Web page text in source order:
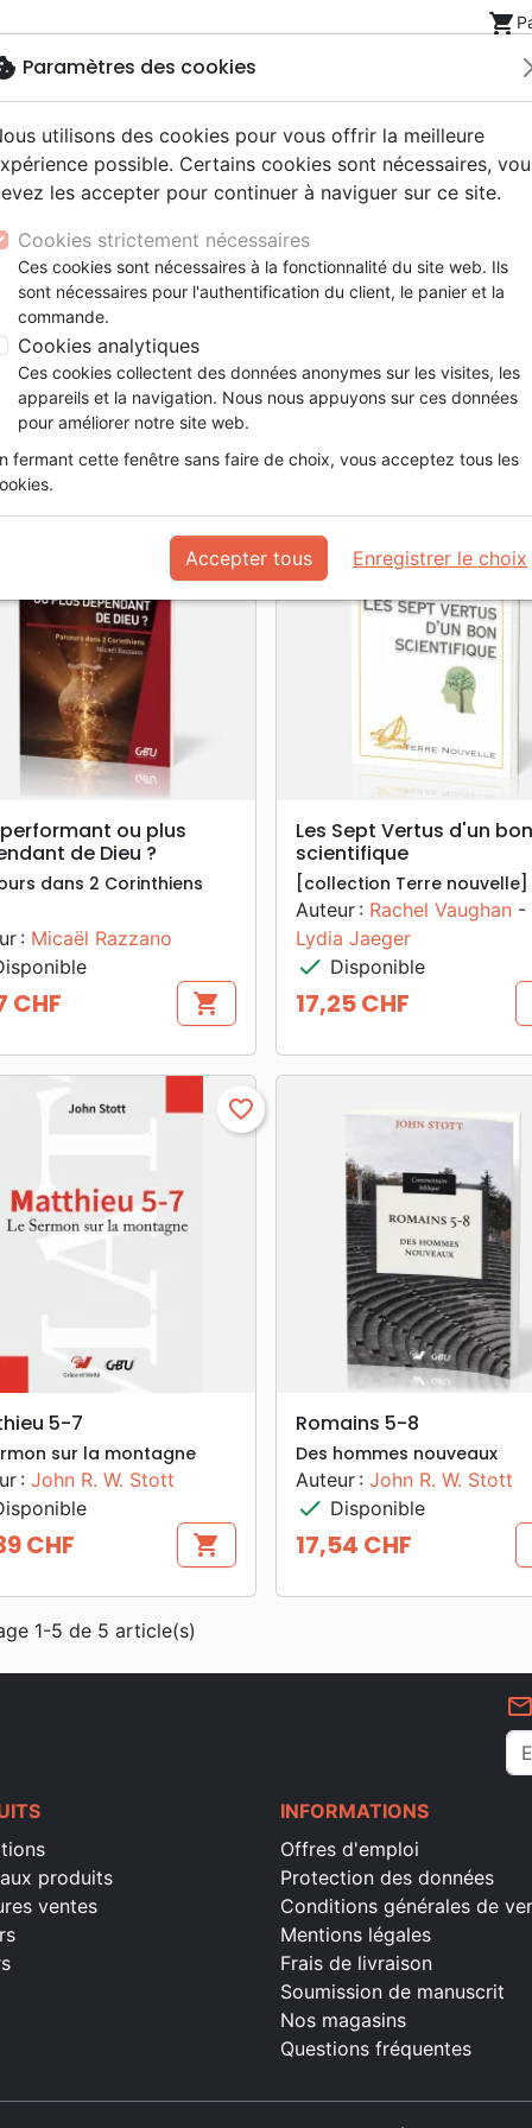
shopping_cart
NouveautésBibles
Segond 21
Segond
NEG
Livres
Famille, couple
Souffrance, Relation d'aide
Santé
eBooks
Couple
Méditations
Souffrance, Relation d'aide
Psychologie
Jeunesse
ans
Bibles jeunesse
Latino, Folk
Soul
Instrumental
Louange, Adoration
Hardrock, Métal
conférences
Documentaires, reportages
Accessoires de Bible
Papeterie
produits de l'éditeur
Commentaires Doctrine
:
searchAPERÇU RAPIDE
favorite_border
performant ou plus
de Dieu ?
dans 2 Corinthiens
: Micaël Razzano
CHF shopping_cart
searchAPERÇU RAPIDE
Les Sept Vertus d'un bon
scientifique
[collection Terre nouvelle]
Auteur : Rachel Vaughan -
Lydia Jaeger
check Disponible
Prix
17,25 CHF
search APERÇU RAPIDE
favorite_border
5-7
sur la montagne
: John R. W. Stott
CHF shopping_cart
search APERÇU RAPIDE
Romains 5-8
Des hommes nouveaux
Auteur : John R. W. Stott
check Disponible
Prix
17,54 CHF
1-5 de 5 article(s)
mail_outline
produits
ventes
INFORMATIONS
Offres d'emploi
Protection des données
Conditions générales de
Mentions légales
Frais de livraison
Soumission de manuscrit
Nos magasins
Questions fréquentes
Paramètres des cookies
utilisons des cookies pour vous offrir la meilleure
possible. Certains cookies sont nécessaires,
les accepter pour continuer à naviguer sur ce site.
Cookies strictement nécessaires
Ces cookies sont nécessaires à la fonctionnalité du site web. Ils
sont nécessaires pour l'authentification du client, le panier et la
commande.
Cookies analytiques
Ces cookies collectent des données anonymes sur les visites, les
appareils et la navigation. Nous nous appuyons sur ces données
pour améliorer notre site web.
fermant cette fenêtre sans faire de choix, vous acceptez tous les
Accepter tous Enregistrer le choix